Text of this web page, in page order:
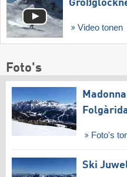
Video tonen
Foto's
Foto's
Ski